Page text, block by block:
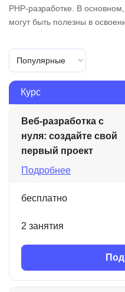
PHP-разработке. В
могут быть полезны в
Популярные
Курс
Веб-разработка с
нуля: создайте свой
первый проект
Подробнее
бесплатно
2 занятия